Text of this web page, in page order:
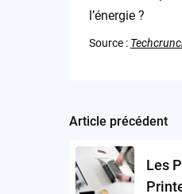
l’énergie ?
Source :
Post
navigation
Article précédent
Les